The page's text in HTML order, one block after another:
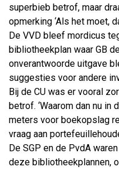
superbieb betrof, maar
opmerking ‘Als het moet,
De VVD bleef mordicus
bibliotheekplan waar GB
onverantwoorde uitgave
suggesties voor andere
Bij de CU was er vooral
betrof. ‘Waarom dan nu
meters voor boekopslag
vraag aan
De SGP en de PvdA
deze bibliotheekplannen,